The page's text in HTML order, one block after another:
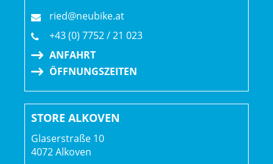
Konnektivität
Walkassist: Ja
ried@neubike.at
+43 (0) 7752 / 21 023
ANFAHRT
ÖFFNUNGSZEITEN
STORE ALKOVEN
Glaserstraße 10
4072 Alkoven